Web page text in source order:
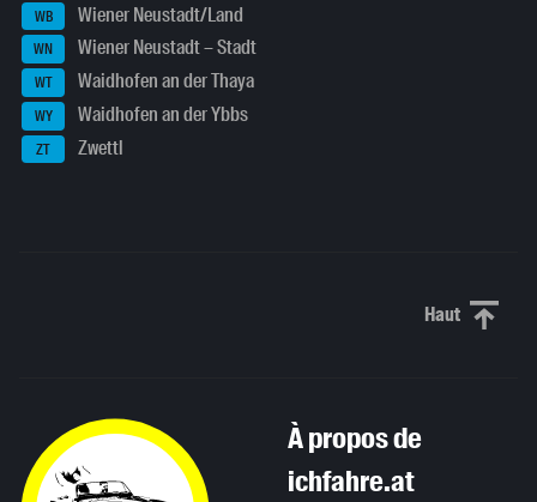
WB Wiener Neustadt/Land
WN Wiener Neustadt – Stadt
WT Waidhofen an der Thaya
WY Waidhofen an der Ybbs
ZT Zwettl
HautHaut de
À propos de
ichfahre.at